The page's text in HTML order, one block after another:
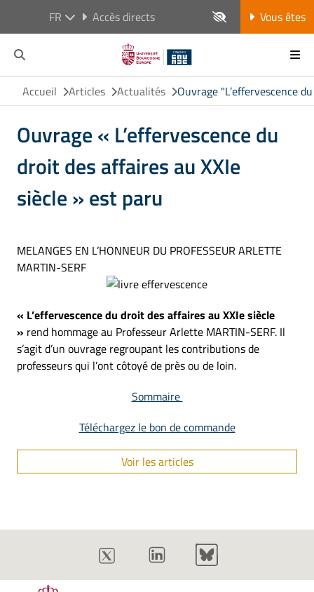
FR Accès directs Vous êtes
Accueil Articles Actualités Ouvrage "L’effervescence
Ouvrage « L’effervescence du
droit des affaires au XXIe
siècle » est paru
MELANGES EN L’HONNEUR DU PROFESSEUR ARLETTE
MARTIN-SERF
« L’effervescence du droit des affaires au XXIe siècle
» rend hommage au Professeur Arlette MARTIN-SERF. Il
s’agit d’un ouvrage regroupant les contributions de
professeurs qui l’ont côtoyé de près ou de loin.
Sommaire
Téléchargez le bon de commande
Voir les articles